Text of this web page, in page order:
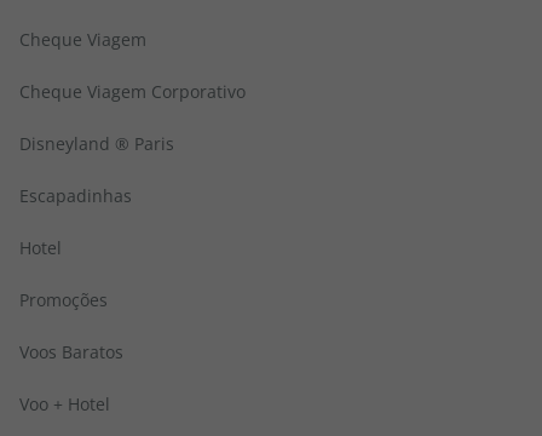
Cheque Viagem
Cheque Viagem Corporativo
Disneyland ® Paris
Escapadinhas
Hotel
Promoções
Voos Baratos
Voo + Hotel